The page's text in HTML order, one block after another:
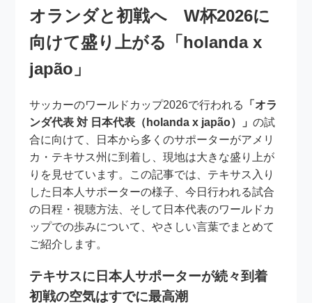
オランダと初戦へ W杯2026に
向けて盛り上がる「holanda x
japão」
サッカーのワールドカップ2026で行われる
「オラ
ンダ代表 対 日本代表（holanda x japão）」の試
合に向けて、日本から多くのサポーターがアメリ
カ・テキサス州に到着し、現地は大きな盛り上が
りを見せています。この記事では、テキサス入り
した日本人サポーターの様子、今日行われる試合
の日程・視聴方法、そして日本代表のワールドカ
ップでの歩みについて、やさしい言葉でまとめて
ご紹介します。
テキサスに日本人サポーターが続々到着
初戦の空気はすでに最高潮